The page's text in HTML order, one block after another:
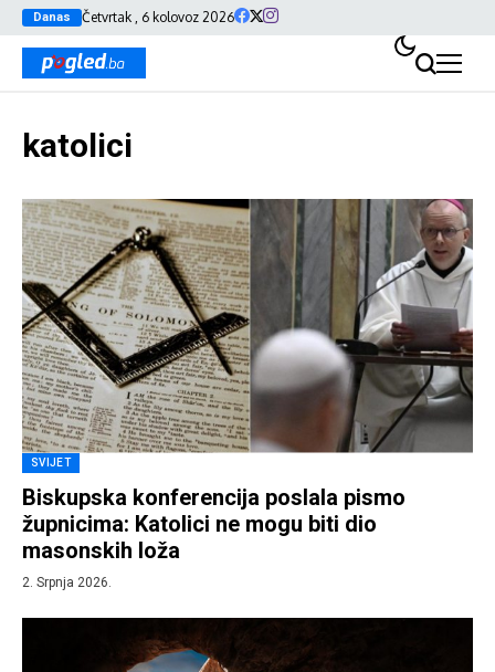
Danas Četvrtak , 6 kolovoz 2026
katolici
SVIJET
Biskupska konferencija poslala pismo
župnicima: Katolici ne mogu biti dio
masonskih loža
2. Srpnja 2026.